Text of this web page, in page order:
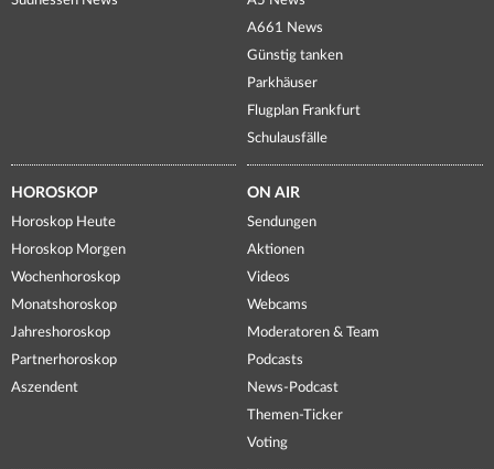
A661 News
Günstig tanken
Parkhäuser
Flugplan Frankfurt
Schulausfälle
HOROSKOP
Horoskop Heute
Horoskop Morgen
Wochenhoroskop
Monatshoroskop
Jahreshoroskop
Partnerhoroskop
Aszendent
ON AIR
Sendungen
Aktionen
Videos
Webcams
Moderatoren & Team
Podcasts
News-Podcast
Themen-Ticker
Voting